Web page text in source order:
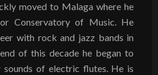
moved to Malaga where he
Conservatory of Music. He
with rock and jazz bands in
of this decade he began to
of electric flutes. He is